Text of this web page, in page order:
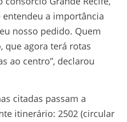
entendeu a importância
nosso pedido. Quem
que agora terá rotas
ao centro”, declarou
citadas passam a
itinerário: 2502 (circular